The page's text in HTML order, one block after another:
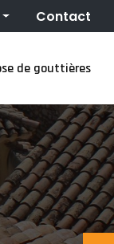
de façade
Contact
de gouttières